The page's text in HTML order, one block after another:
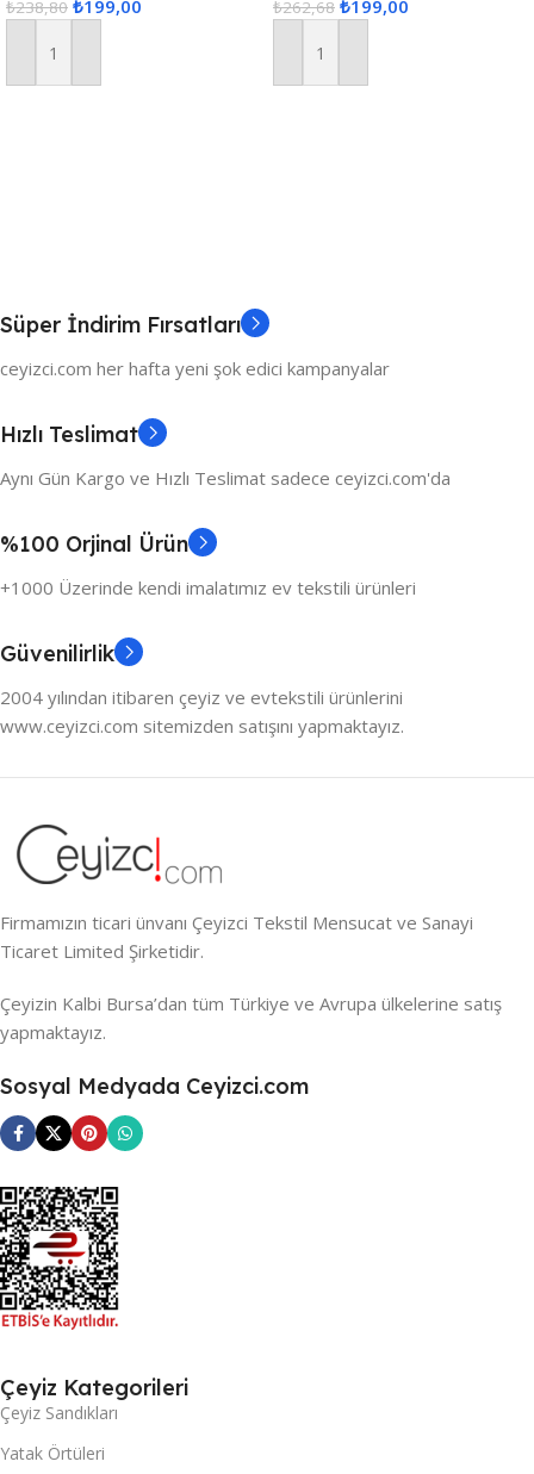
₺238,80 ₺199,00
Sepete Ekle
₺262,68 ₺199,00
Sepete Ekle
Süper İndirim Fırsatları
ceyizci.com her hafta yeni şok edici kampanyalar
Hızlı Teslimat
Aynı Gün Kargo ve Hızlı Teslimat sadece ceyizci.com'da
%100 Orjinal Ürün
+1000 Üzerinde kendi imalatımız ev tekstili ürünleri
Güvenilirlik
2004 yılından itibaren çeyiz ve evtekstili ürünlerini
www.ceyizci.com sitemizden satışını yapmaktayız.
Firmamızın ticari ünvanı Çeyizci Tekstil Mensucat ve Sanayi
Ticaret Limited Şirketidir.
Çeyizin Kalbi Bursa’dan tüm Türkiye ve Avrupa ülkelerine satış
yapmaktayız.
Sosyal Medyada Ceyizci.com
Çeyiz Kategorileri
Çeyiz Sandıkları
Yatak Örtüleri